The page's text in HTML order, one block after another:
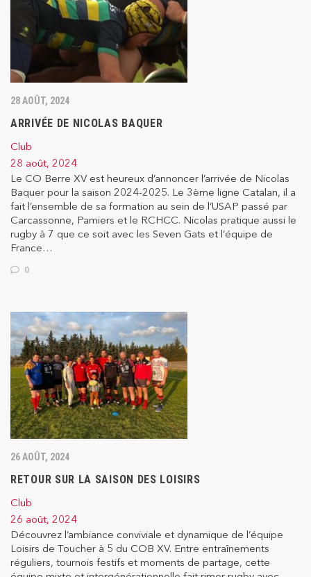
28 AOÛT, 2024
ARRIVÉE DE NICOLAS BAQUER
Club
28 août, 2024
Le CO Berre XV est heureux d’annoncer l’arrivée de Nicolas
Baquer pour la saison 2024-2025. Le 3ème ligne Catalan, il a
fait l’ensemble de sa formation au sein de l’USAP passé par
Carcassonne, Pamiers et le RCHCC. Nicolas pratique aussi le
rugby à 7 que ce soit avec les Seven Gats et l’équipe de
France…
0
26 AOÛT, 2024
RETOUR SUR LA SAISON DES LOISIRS
Club
26 août, 2024
Découvrez l’ambiance conviviale et dynamique de l’équipe
Loisirs de Toucher à 5 du COB XV. Entre entraînements
réguliers, tournois festifs et moments de partage, cette